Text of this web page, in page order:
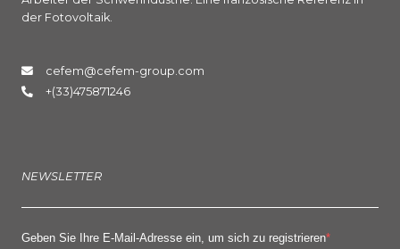
der Fotovoltaik.
cefem@cefem-group.com
+(33)475871246
NEWSLETTER
Geben Sie Ihre E-Mail-Adresse ein, um sich zu registrieren